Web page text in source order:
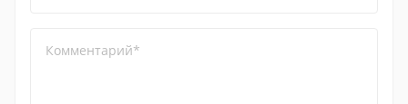
Комментарий*